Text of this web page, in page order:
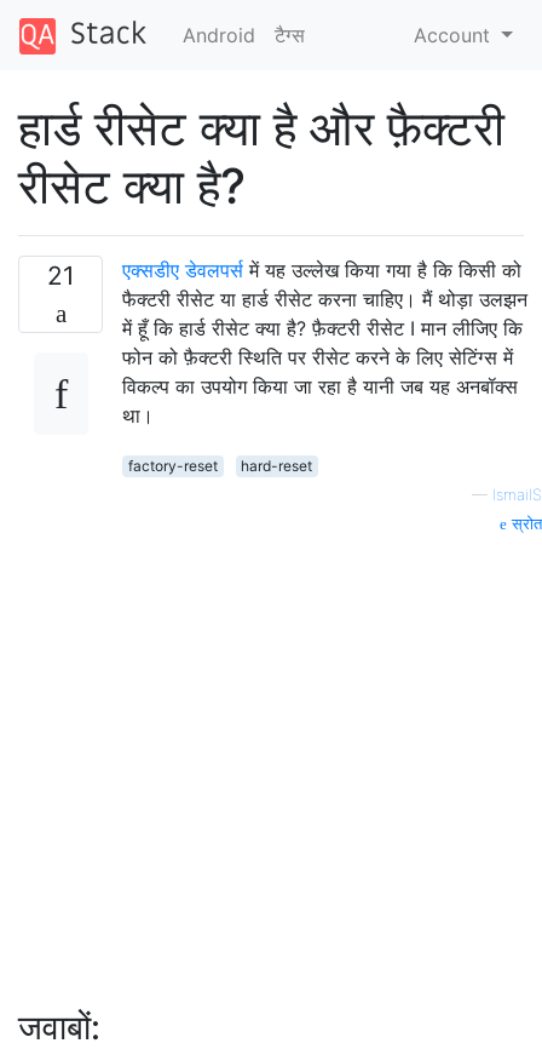
Android टैग्‍स Account
हार्ड रीसेट क्या है और फ़ैक्टरी
रीसेट क्या है?
21 एक्सडीए डेवलपर्स में यह उल्लेख किया गया है कि किसी को
फैक्टरी रीसेट या हार्ड रीसेट करना चाहिए। मैं थोड़ा उलझन
में हूँ कि हार्ड रीसेट क्या है? फ़ैक्टरी रीसेट I मान लीजिए कि
फोन को फ़ैक्टरी स्थिति पर रीसेट करने के लिए सेटिंग्स में
विकल्प का उपयोग किया जा रहा है यानी जब यह अनबॉक्स
था।
factory-reset
hard-reset
— IsmailS
स्रोत
जवाबों: